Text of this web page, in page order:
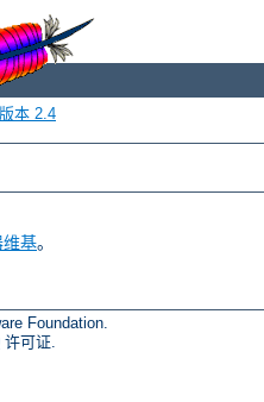
版本 2.4
维基。
Foundation.
许可证.